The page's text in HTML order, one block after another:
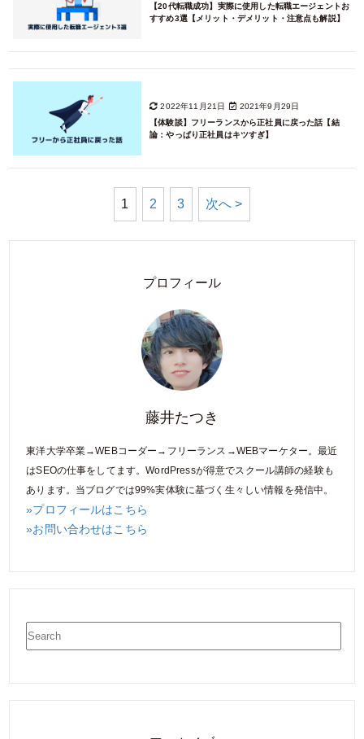
【20代転職成功】実際に使用した転職エージェントお
すすめ3選【メリット・デメリット・注意点も解説】
2022年11月21日
2021年9月29日
【体験談】フリーランスから正社員に戻った話【結
論：やっぱり正社員はキツすぎ】
1 2 3 次へ >
プロフィール
藤井たつき
東洋大学卒業→WEBコーダー→フリーランス→WEBマーケター。最近
はSEOの仕事をしてます。WordPressが得意でスクール講師の経験も
あります。当ブログでは99%実体験に基づく生々しい情報を発信中。
»プロフィールはこちら
»お問い合わせはこちら